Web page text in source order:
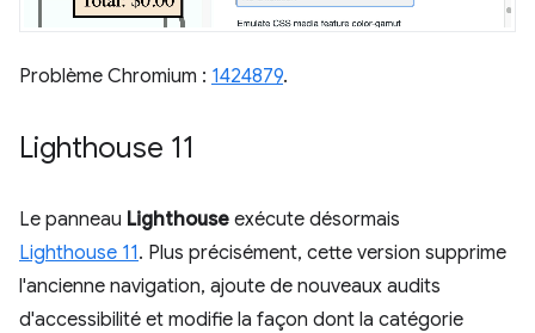
Problème Chromium : 1424879.
Lighthouse 11
Le panneau Lighthouse exécute désormais
Lighthouse 11. Plus précisément, cette version supprime
l'ancienne navigation, ajoute de nouveaux audits
d'accessibilité et modifie la façon dont la catégorie